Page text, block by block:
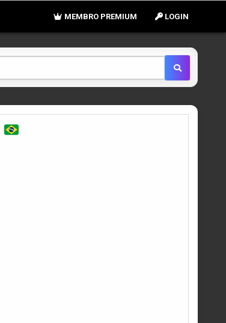
LOGIN
MEMBRO PREMIUM